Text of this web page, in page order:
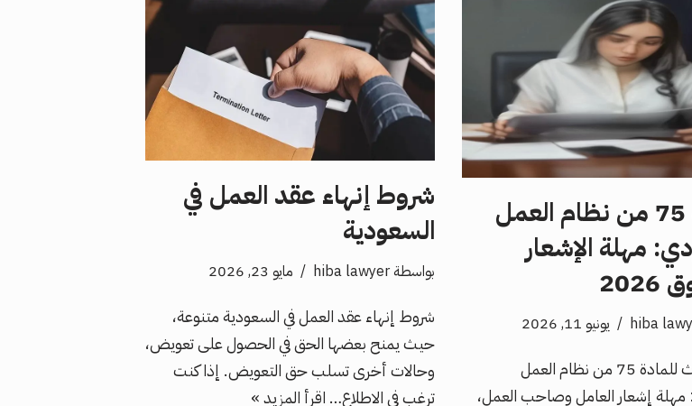
المادة 75 من نظام العمل
مهلة الإشعار
hiba يونيو 11, 2026
شرح محدث للمادة 75 من نظام العمل
إشعار العامل وصاحب العمل،
شروط إنهاء عقد العمل في
السعودية
بواسطةhiba lawyer مايو 23, 2026
شروط إنهاء عقد العمل في السعودية متنوعة،
حيث يمنح بعضها الحق في الحصول على تعويض،
وحالات أخرى تسلب حق التعويض. إذا كنت
ترغب في الاطلاع… اقرأ المزيد »